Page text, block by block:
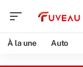
À la une Auto